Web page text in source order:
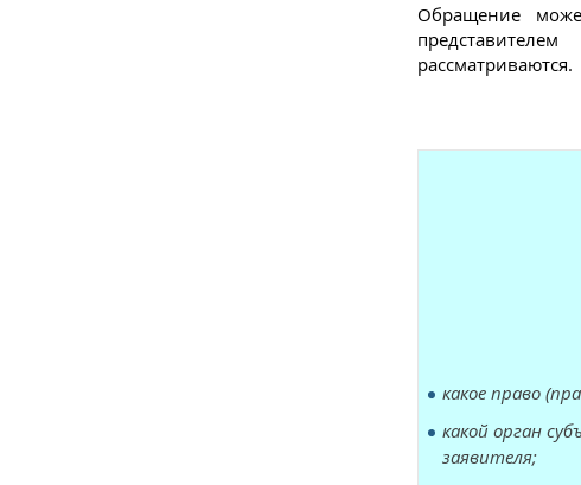
Обращение
рассматриваются.
какое право
какой орган
заявителя;